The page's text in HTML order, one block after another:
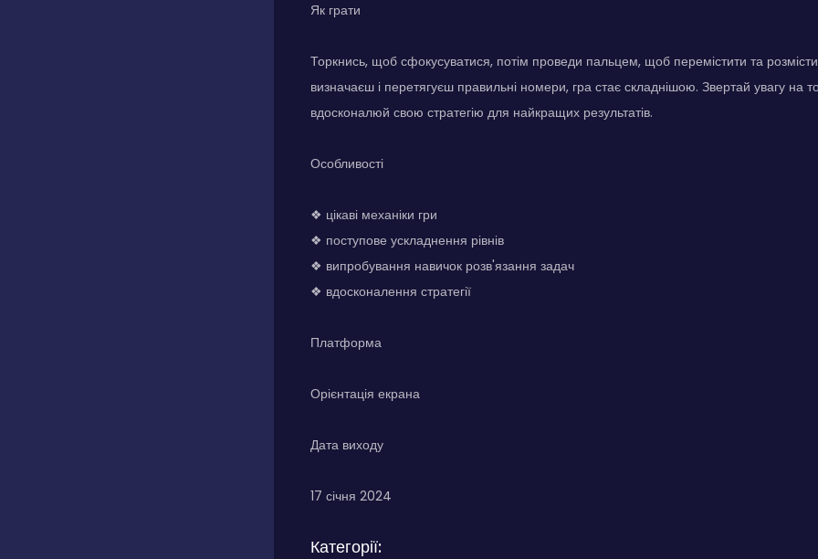
Як грати
Торкнись, щоб сфокусуватися, потім проведи пальцем, щоб перемістити та
визначаєш і перетягуєш правильні номери, гра стає складнішою. Звертай увагу на
вдосконалюй свою стратегію для найкращих результатів.
Особливості
❖ цікаві механіки гри
❖ поступове ускладнення рівнів
❖ випробування навичок розв'язання задач
❖ вдосконалення стратегії
Платформа
Орієнтація екрана
Дата виходу
17 січня 2024
Категорії: